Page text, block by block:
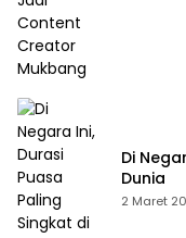
Di
Dunia
2 Maret